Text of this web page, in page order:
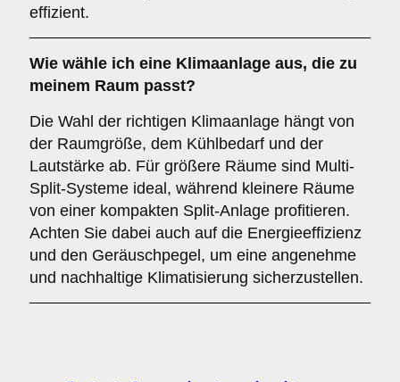
effizient.
Wie wähle ich eine Klimaanlage aus, die zu
meinem Raum passt?
Die Wahl der richtigen Klimaanlage hängt von
der Raumgröße, dem Kühlbedarf und der
Lautstärke ab. Für größere Räume sind Multi-
Split-Systeme ideal, während kleinere Räume
von einer kompakten Split-Anlage profitieren.
Achten Sie dabei auch auf die Energieeffizienz
und den Geräuschpegel, um eine angenehme
und nachhaltige Klimatisierung sicherzustellen.